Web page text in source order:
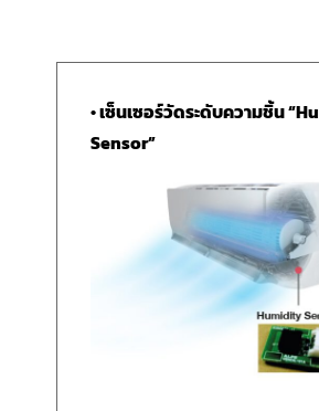
• เซ็นเซอร์วัดระดับความชิ้น
Sensor”